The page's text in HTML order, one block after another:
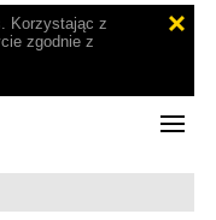
Korzystając z
zgodnie z